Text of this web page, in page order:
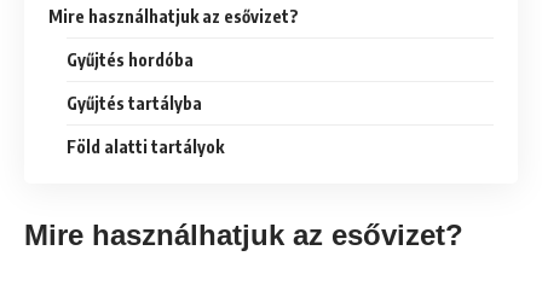
Mire használhatjuk az esővizet?
Gyűjtés hordóba
Gyűjtés tartályba
Föld alatti tartályok
Mire használhatjuk az esővizet?